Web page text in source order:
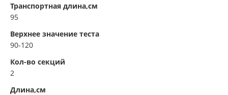
Транспортная длина,см
95
Верхнее значение теста
90-120
Кол-во секций
2
Длина,см